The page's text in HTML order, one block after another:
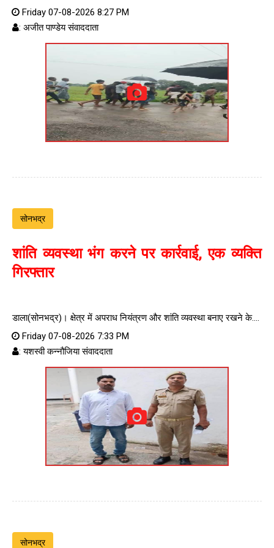
Friday 07-08-2026 8:27 PM
: अजीत पाण्डेय संवाददाता
सोनभद्र
शांति व्यवस्था भंग करने पर कार्रवाई, एक व्यक्ति
गिरफ्तार
डाला(सोनभद्र)। क्षेत्र में अपराध नियंत्रण और शांति व्यवस्था बनाए रखने के....
Friday 07-08-2026 7:33 PM
: यशस्वी कन्नौजिया संवाददाता
सोनभद्र